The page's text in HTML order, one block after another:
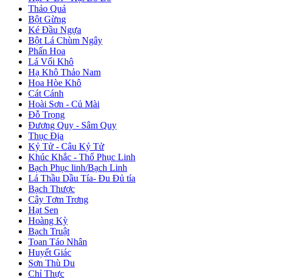
Thảo Quả
Bột Gừng
Ké Đầu Ngựa
Bột Lá Chùm Ngây
Phấn Hoa
Lá Vối Khô
Hạ Khô Thảo Nam
Hoa Hòe Khô
Cát Cánh
Hoài Sơn - Củ Mài
Đỗ Trọng
Đương Quy - Sâm Quy
Thục Địa
Kỷ Tử - Câu Kỷ Tử
Khúc Khắc - Thổ Phục Linh
Bạch Phục linh/Bạch Linh
Lá Thầu Dầu Tía- Đu Đủ tía
Bạch Thược
Cây Tơm Trơng
Hạt Sen
Hoàng Kỳ
Bạch Truật
Toan Táo Nhân
Huyết Giác
Sơn Thù Du
Chỉ Thực